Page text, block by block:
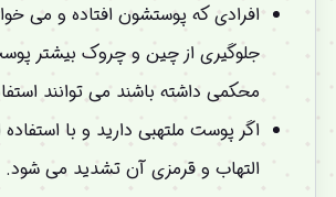
افرادی که پوستشون افتاده و می
جلوگیری از چین و چروک بیشتر
محکمی داشته باشند می توانند
اگر پوست ملتهبی دارید و با
التهاب و قرمزی آن تشدید می شود.